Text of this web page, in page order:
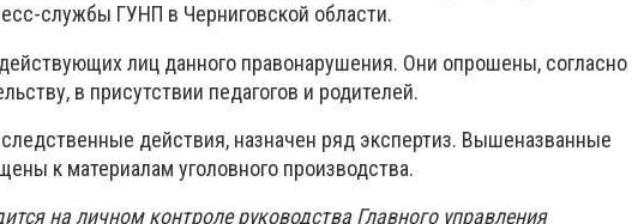
службы ГУНП в Черниговской области.
лиц данного правонарушения. Они опрошены, согласно
в присутствии педагогов и родителей.
действия, назначен ряд экспертиз. Вышеназванные
к материалам уголовного производства.
на личном контроле руководства Главного управления